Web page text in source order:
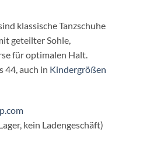
klassische Tanzschuhe
geteilter Sohle,
für optimalen Halt.
44, auch in Kindergrößen
kein Ladengeschäft)